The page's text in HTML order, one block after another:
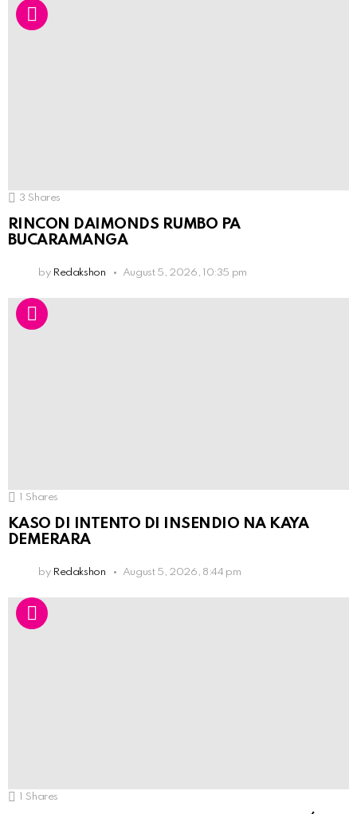
3 Shares
RINCON DAIMONDS RUMBO PA
BUCARAMANGA
by Redakshon August 5, 2026, 10:35 pm
1 Shares
KASO DI INTENTO DI INSENDIO NA KAYA
DEMERARA
by Redakshon August 5, 2026, 8:44 pm
1 Shares